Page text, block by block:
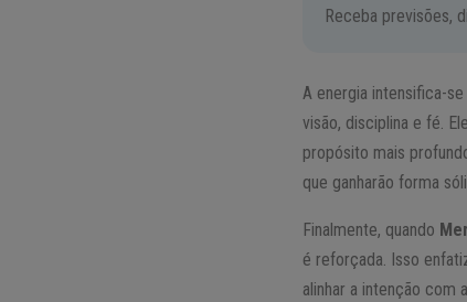
Receba previsões,
A energia intensifica-
visão, disciplina e fé.
propósito mais
que ganharão forma
Finalmente, quando
é reforçada. Isso
alinhar a intenção com